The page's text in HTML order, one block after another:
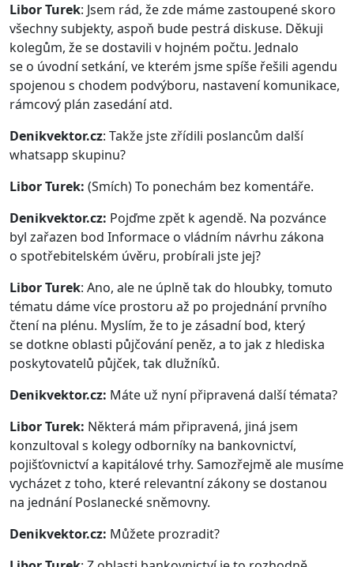
Libor Turek: Jsem rád, že zde máme zastoupené skoro
všechny subjekty, aspoň bude pestrá diskuse. Děkuji
kolegům, že se dostavili v hojném počtu. Jednalo
se o úvodní setkání, ve kterém jsme spíše řešili agendu
spojenou s chodem podvýboru, nastavení komunikace,
rámcový plán zasedání atd.
Denikvektor.cz: Takže jste zřídili poslancům další
whatsapp skupinu?
Libor Turek: (Smích) To ponechám bez komentáře.
Denikvektor.cz: Pojďme zpět k agendě. Na pozvánce
byl zařazen bod Informace o vládním návrhu zákona
o spotřebitelském úvěru, probírali jste jej?
Libor Turek: Ano, ale ne úplně tak do hloubky, tomuto
tématu dáme více prostoru až po projednání prvního
čtení na plénu. Myslím, že to je zásadní bod, který
se dotkne oblasti půjčování peněz, a to jak z hlediska
poskytovatelů půjček, tak dlužníků.
Denikvektor.cz: Máte už nyní připravená další témata?
Libor Turek: Některá mám připravená, jiná jsem
konzultoval s kolegy odborníky na bankovnictví,
pojišťovnictví a kapitálové trhy. Samozřejmě ale musíme
vycházet z toho, které relevantní zákony se dostanou
na jednání Poslanecké sněmovny.
Denikvektor.cz: Můžete prozradit?